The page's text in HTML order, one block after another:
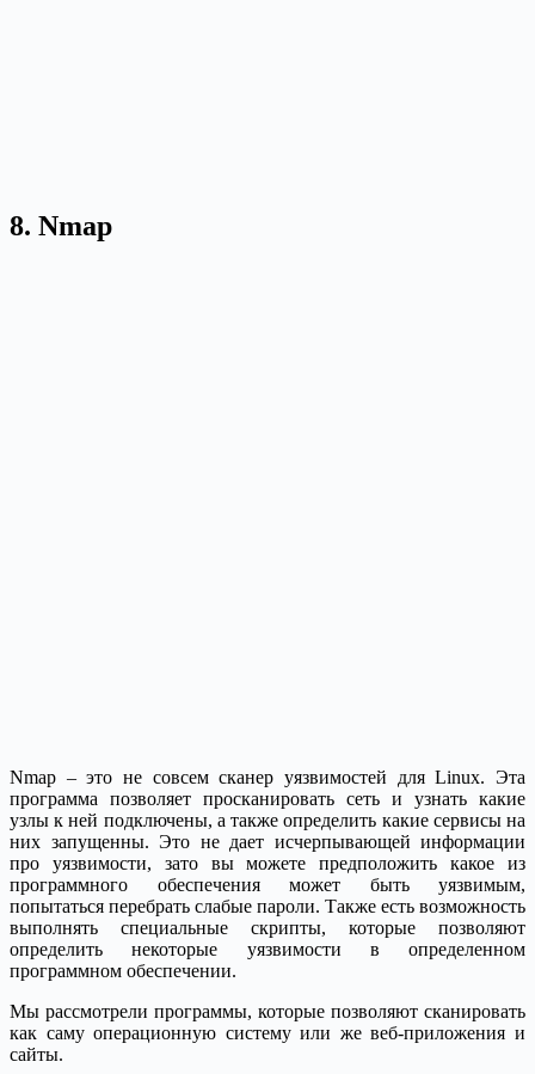
8. Nmap
Nmap – это не совсем сканер уязвимостей для Linux. Эта
программа позволяет просканировать сеть и узнать какие
узлы к ней подключены, а также определить какие сервисы на
них запущенны. Это не дает исчерпывающей информации
про уязвимости, зато вы можете предположить какое из
программного обеспечения может быть уязвимым,
попытаться перебрать слабые пароли. Также есть возможность
выполнять специальные скрипты, которые позволяют
определить некоторые уязвимости в определенном
программном обеспечении.
Мы рассмотрели программы, которые позволяют сканировать
как саму операционную систему или же веб-приложения и
сайты.